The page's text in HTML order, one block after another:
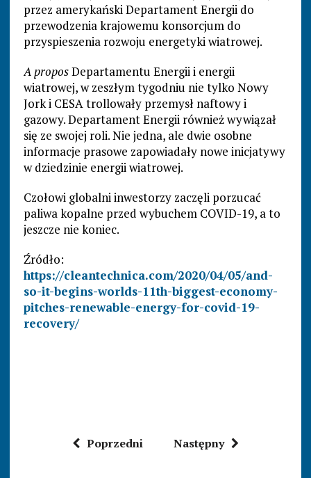
przez amerykański Departament Energii do
przewodzenia krajowemu konsorcjum do
przyspieszenia rozwoju energetyki wiatrowej.
A proposDepartamentu Energii i energii
wiatrowej, w zeszłym tygodniu nie tylko Nowy
Jork i CESA trollowały przemysł naftowy i
gazowy. Departament Energii również wywiązał
się ze swojej roli. Nie jedna, ale dwie osobne
informacje prasowe zapowiadały nowe inicjatywy
w dziedzinie energii wiatrowej.
Czołowi globalni inwestorzy zaczęli porzucać
paliwa kopalne przed wybuchem COVID-19, a to
jeszcze nie koniec.
Źródło:
https://cleantechnica.com/2020/04/05/and-
so-it-begins-worlds-11th-biggest-economy-
pitches-renewable-energy-for-covid-19-
recovery/
Poprzedni Następny